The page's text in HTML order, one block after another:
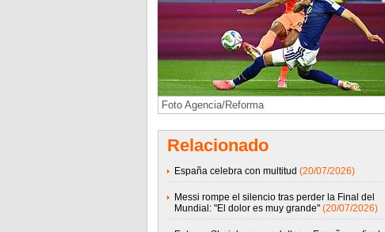
Foto Agencia/Reforma
Relacionado
España celebra con multitud (20/07/2026)
Messi rompe el silencio tras perder la Final del
Mundial: "El dolor es muy grande" (20/07/2026)